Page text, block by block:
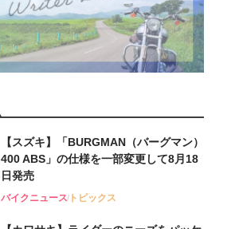
【スズキ】「BURGMAN（バーグマン）
400 ABS」の仕様を一部変更して8月18
日発売
バイクニューストピックス